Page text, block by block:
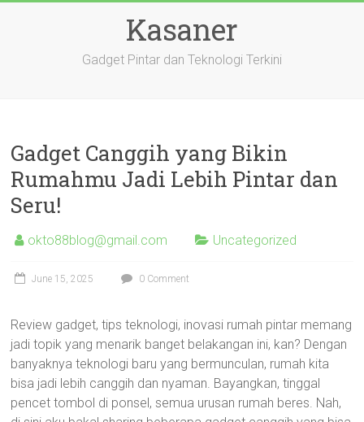
Kasaner
Gadget Pintar dan Teknologi Terkini
Gadget Canggih yang Bikin
Rumahmu Jadi Lebih Pintar dan
Seru!
okto88blog@gmail.com Uncategorized
June 15, 2025 0 Comment
Review gadget, tips teknologi, inovasi rumah pintar memang
jadi topik yang menarik banget belakangan ini, kan? Dengan
banyaknya teknologi baru yang bermunculan, rumah kita
bisa jadi lebih canggih dan nyaman. Bayangkan, tinggal
pencet tombol di ponsel, semua urusan rumah beres. Nah,